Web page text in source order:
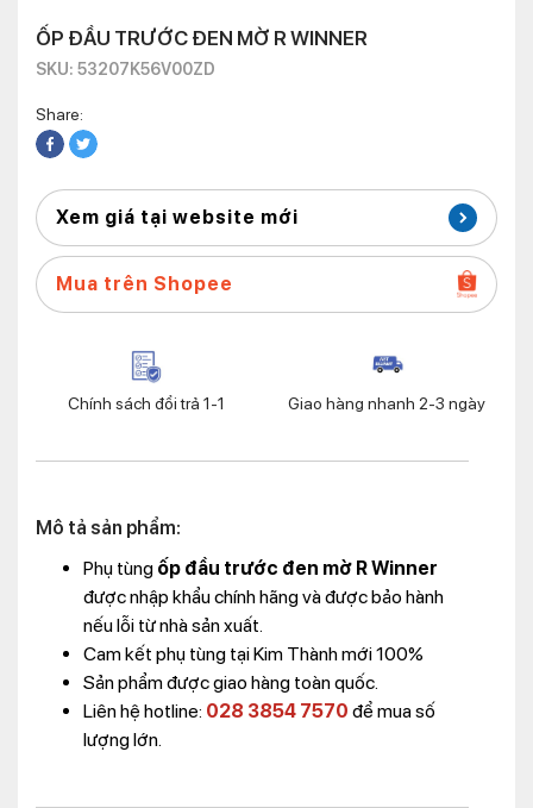
ỐP ĐẦU TRƯỚC ĐEN MỜ R WINNER
SKU: 53207K56V00ZD
Share:
Xem giá tại website mới
Mua trên Shopee
Chính sách đổi trả 1-1 Giao hàng nhanh 2-3 ngày
Mô tả sản phẩm:
Phụ tùng ốp đầu trước đen mờ R Winner
được nhập khẩu chính hãng và được bảo hành
nếu lỗi từ nhà sản xuất.
Cam kết phụ tùng tại Kim Thành mới 100%
Sản phẩm được giao hàng toàn quốc.
Liên hệ hotline: 028 3854 7570 để mua số
lượng lớn.